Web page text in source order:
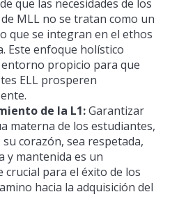
que las necesidades de los
MLL no se tratan como un
que se integran en el ethos
Este enfoque holístico
propicio para que
ELL prosperen
de la L1:Garantizar
materna de los estudiantes,
corazón, sea respetada,
y mantenida es un
crucial para el éxito de los
hacia la adquisición del